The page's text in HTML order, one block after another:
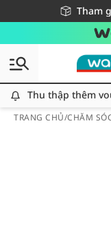
Tham
Miễn phí
Giao hàng
Thu thập thêm
TRANG CHỦ/CHĂM